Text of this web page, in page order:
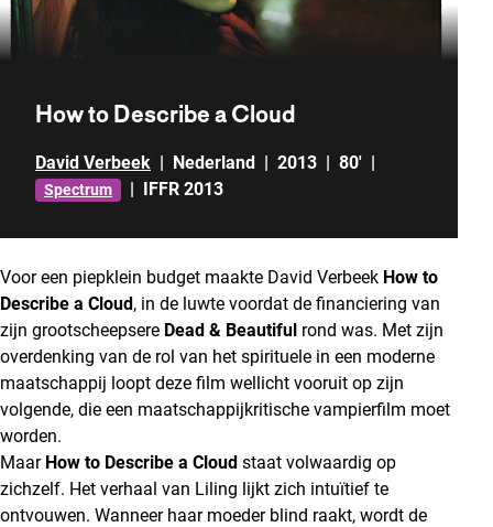
How to Describe a Cloud
David Verbeek | Nederland | 2013 | 80' |
Spectrum | IFFR 2013
Voor een piepklein budget maakte David Verbeek How to
Describe a Cloud, in de luwte voordat de financiering van
zijn grootscheepsere Dead & Beautiful rond was. Met zijn
overdenking van de rol van het spirituele in een moderne
maatschappij loopt deze film wellicht vooruit op zijn
volgende, die een maatschappijkritische vampierfilm moet
worden.
Maar How to Describe a Cloud staat volwaardig op
zichzelf. Het verhaal van Liling lijkt zich intuïtief te
ontvouwen. Wanneer haar moeder blind raakt, wordt de